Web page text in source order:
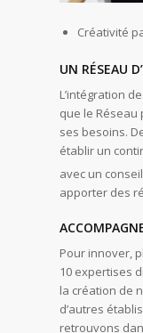
Créativité
UN RÉSEAU
L’intégration
que le
ses besoins.
établir un
avec un
apporter des
Pour innover,
10 expertises
la création de
d’autres
retrouvons